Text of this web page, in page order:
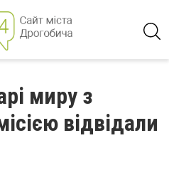
миру з
відвідали